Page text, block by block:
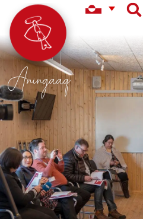
Aningaaq